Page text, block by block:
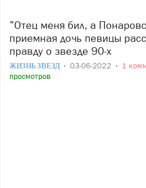
"Отец меня бил, а Понаровская не защищала":
приемная дочь певицы
правду о звезде 90-х
ЖИЗНЬ ЗВЕЗД 03-06-2022 1
просмотров